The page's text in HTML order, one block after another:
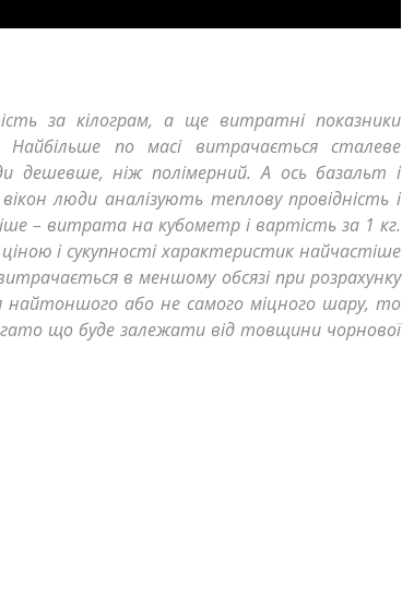
за кілограм, а ще витратні показники
по масі витрачається сталеве
дешевше, ніж полімерний. А ось базальт і
люди аналізують теплову провідність і
– витрата на кубометр і вартість за 1 кг.
і сукупності характеристик найчастіше
в меншому обсязі при розрахунку
найтоншого або не самого міцного шару, то
що буде залежати від товщини чорнової